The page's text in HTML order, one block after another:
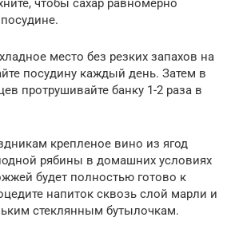
чтобы сахар равномерно
место без резких запахов на
посудину каждый день. Затем в
протрушивайте банку 1-2 раза в
крепленое вино из ягод
рябины в домашних условиях
будет полностью готово к
напиток сквозь слой марли и
стеклянным бутылочкам.